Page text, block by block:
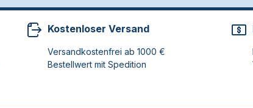
Kostenloser Versand
Versandkostenfrei ab 1000 €
Bestellwert mit Spedition